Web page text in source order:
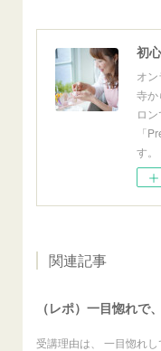
オ
寺か
ロ
「
す。
関連記事
受講理由は、 一目惚れし